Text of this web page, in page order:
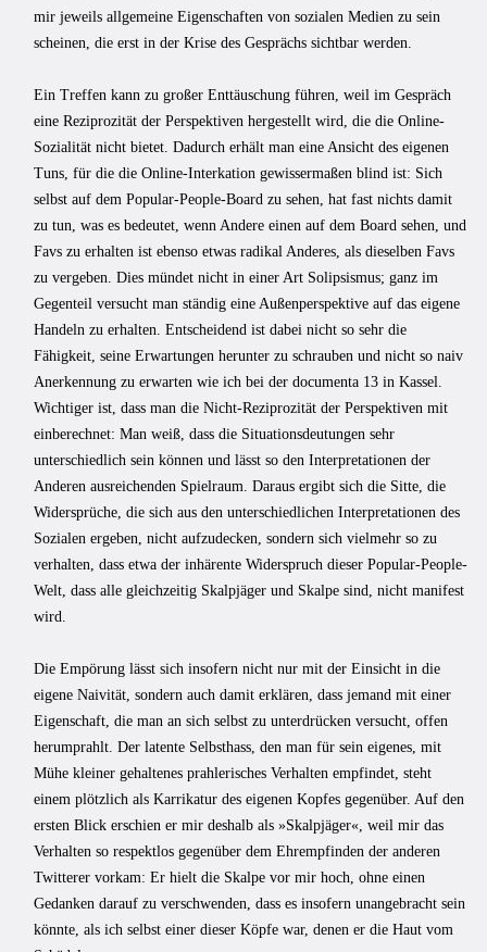
mir jeweils allgemeine Eigenschaften von sozialen Medien zu sein
scheinen, die erst in der Krise des Gesprächs sichtbar werden.
Ein Treffen kann zu großer Enttäuschung führen, weil im Gespräch
eine Reziprozität der Perspektiven hergestellt wird, die die Online-
Sozialität nicht bietet. Dadurch erhält man eine Ansicht des eigenen
Tuns, für die die Online-Interkation gewissermaßen blind ist: Sich
selbst auf dem Popular-People-Board zu sehen, hat fast nichts damit
zu tun, was es bedeutet, wenn Andere einen auf dem Board sehen, und
Favs zu erhalten ist ebenso etwas radikal Anderes, als dieselben Favs
zu vergeben. Dies mündet nicht in einer Art Solipsismus; ganz im
Gegenteil versucht man ständig eine Außenperspektive auf das eigene
Handeln zu erhalten. Entscheidend ist dabei nicht so sehr die
Fähigkeit, seine Erwartungen herunter zu schrauben und nicht so naiv
Anerkennung zu erwarten wie ich bei der documenta 13 in Kassel.
Wichtiger ist, dass man die Nicht-Reziprozität der Perspektiven mit
einberechnet: Man weiß, dass die Situationsdeutungen sehr
unterschiedlich sein können und lässt so den Interpretationen der
Anderen ausreichenden Spielraum. Daraus ergibt sich die Sitte, die
Widersprüche, die sich aus den unterschiedlichen Interpretationen des
Sozialen ergeben, nicht aufzudecken, sondern sich vielmehr so zu
verhalten, dass etwa der inhärente Widerspruch dieser Popular-People-
Welt, dass alle gleichzeitig Skalpjäger und Skalpe sind, nicht manifest
wird.
Die Empörung lässt sich insofern nicht nur mit der Einsicht in die
eigene Naivität, sondern auch damit erklären, dass jemand mit einer
Eigenschaft, die man an sich selbst zu unterdrücken versucht, offen
herumprahlt. Der latente Selbsthass, den man für sein eigenes, mit
Mühe kleiner gehaltenes prahlerisches Verhalten empfindet, steht
einem plötzlich als Karrikatur des eigenen Kopfes gegenüber. Auf den
ersten Blick erschien er mir deshalb als »Skalpjäger«, weil mir das
Verhalten so respektlos gegenüber dem Ehrempfinden der anderen
Twitterer vorkam: Er hielt die Skalpe vor mir hoch, ohne einen
Gedanken darauf zu verschwenden, dass es insofern unangebracht sein
könnte, als ich selbst einer dieser Köpfe war, denen er die Haut vom